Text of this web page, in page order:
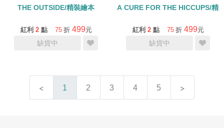
THE OUTSIDE/精裝繪本
紅利 2 點 75 折 499元
缺貨中
A CURE FOR THE HICCUPS/精
紅利 2 點 75 折 499元
缺貨中
1 2 3 4 5